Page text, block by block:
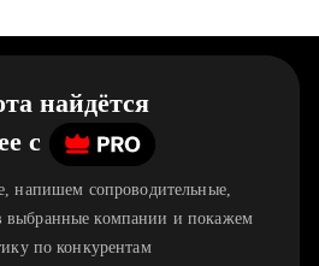
найдётся
c
напишем сопроводительные,
выбранные компании и покажем
по конкурентам